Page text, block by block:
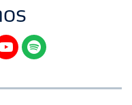
spotify